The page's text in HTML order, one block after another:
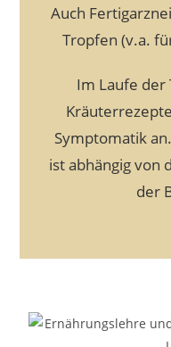
Auch
Tropfen (v.a.
Im Laufe der
Symptomatik
ist abhängig von
der